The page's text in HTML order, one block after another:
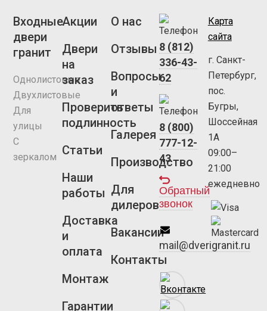
Входные
двери
гранит
Однолистовые
Двухлистовые
Для
улицы
С
зеркалом
Акции
Двери
на
заказ
Проверить
подлинность
Статьи
Наши
работы
Доставка
и
оплата
Монтаж
Гарантии
О нас
Отзывы
Вопросы
и
ответы
Галерея
Производство
Для
дилеров
Вакансии
Контакты
8 (812)
336-43-
62
8 (800)
777-12-
43
Обратный
звонок
mail@dverigranit.ru
Карта
сайта
г. Санкт-
Петербург,
пос.
Бугры,
Шоссейная
1А
09:00–
21:00
ежедневно